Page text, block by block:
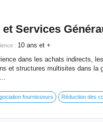
et Services
: 10 ans et +
dans les achats indirects,
et structures multisites dans la
fournisseurs Réduction des